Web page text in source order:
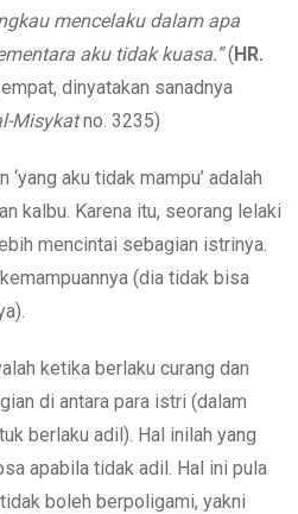
mencelaku dalam apa
aku tidak kuasa.”(HR.
dinyatakan sanadnya
Misykatno. 3235)
aku tidak mampu’ adalah
kalbu. Karena itu, seorang lelaki
mencintai sebagian istrinya.
(dia tidak bisa
ketika berlaku curang dan
di antara para istri (dalam
berlaku adil). Hal inilah yang
apabila tidak adil. Hal ini pula
boleh berpoligami, yakni